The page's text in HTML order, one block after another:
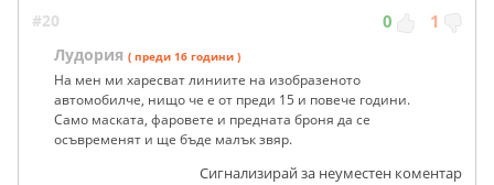
#20 0 1
Лудория ( преди 16 години )
На мен ми харесват линиите на изобразеното
автомобилче, нищо че е от преди 15 и повече години.
Само маската, фаровете и предната броня да се
осъвременят и ще бъде малък звяр.
Сигнализирай за неуместен коментар